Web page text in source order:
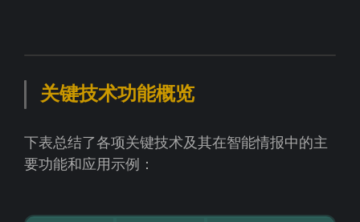
关键技术功能概览
下表总结了各项关键技术及其在智能情报中的主
要功能和应用示例：